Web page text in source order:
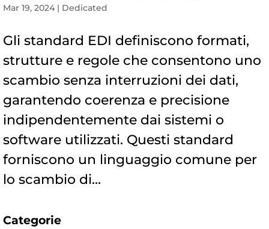
Mar 19, 2024 | Dedicated
Gli standard EDI definiscono formati,
strutture e regole che consentono uno
scambio senza interruzioni dei dati,
garantendo coerenza e precisione
indipendentemente dai sistemi o
software utilizzati. Questi standard
forniscono un linguaggio comune per
lo scambio di...
Categorie